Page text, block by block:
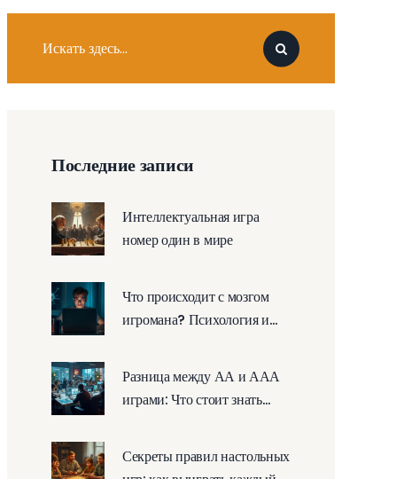
Последние записи
Интеллектуальная игра
номер один в мире
Что происходит с мозгом
игромана? Психология и
Разница между АА и ААА
играми: Что стоит знать
Секреты правил настольных